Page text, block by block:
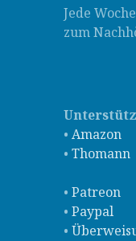
Jede
zum
•Amazon
•Thomann
•Patreon
•Paypal
•